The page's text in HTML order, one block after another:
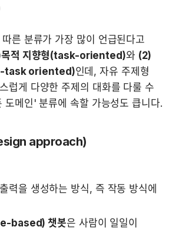
른 분류가 가장 많이 언급된다고
목적 지향형(task-oriented)와 (2)
task oriented)인데, 자유 주제형
럽게 다양한 주제의 대화를 다룰 수
도메인' 분류에 속할 가능성도 큽니다.
approach)
력을 생성하는 방식, 즉 작동 방식에
based) 챗봇은 사람이 일일이